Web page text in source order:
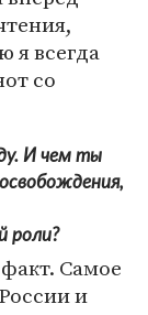
я всегда
со
И чем ты
роли?
Самое
и